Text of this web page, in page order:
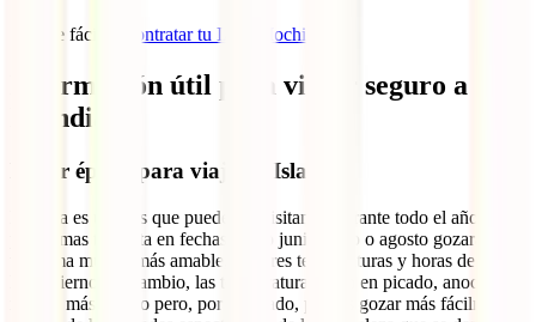
¡Así de fácil es
contratar tu IATI Mochilero
Información útil para viajar seguro a
Islandia
Mejor época para viajar a Islandia
Islandia es un país que puede ser visitando durante todo el año. Si
programas tu visita en fechas como junio, julio o agosto gozarás de
un clima mucho más amable, mejores temperaturas y horas de luz.
En invierno, en cambio, las temperaturas caen en picado, anochece
mucho más pronto pero, por otro lado, podrás gozar más fácilmente